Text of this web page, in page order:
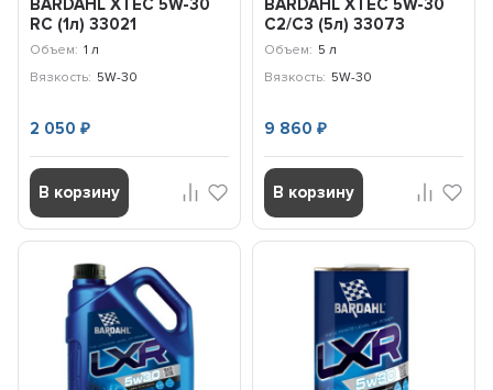
RC (1л) 33021
Объем: 1 л
Вязкость: 5W-30
2 050₽
В корзину
C2/C3 (5л) 33073
Объем: 5 л
Вязкость: 5W-30
9 860 ₽
В корзину